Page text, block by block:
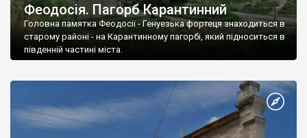
Феодосія. Пагорб Карантинний
Головна памятка Феодосії - Генуезька фортеця знаходиться в
старому районі - на Карантинному пагорбі, який підноситься в
південній частині міста.